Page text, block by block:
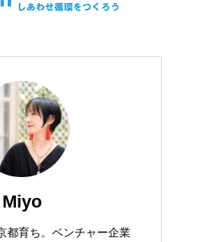
Miyo
都育ち。ベンチャー企業